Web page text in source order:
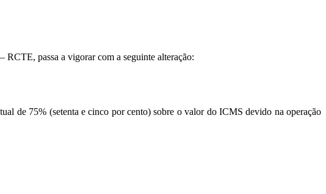
passa a vigorar com a seguinte alteração:
de 75% (setenta e cinco por cento) sobre o valor do ICMS devido na operação